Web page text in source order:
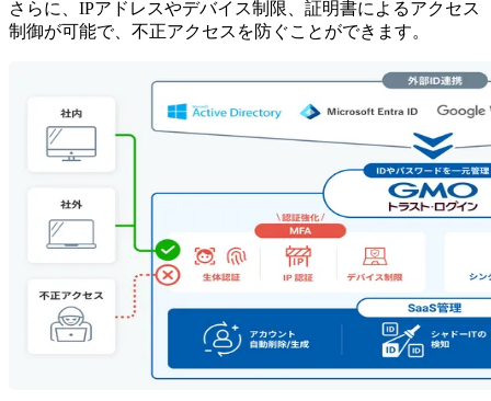
さらに、IPアドレスやデバイス制限、証明書によるアクセス
制御が可能で、不正アクセスを防ぐことができます。